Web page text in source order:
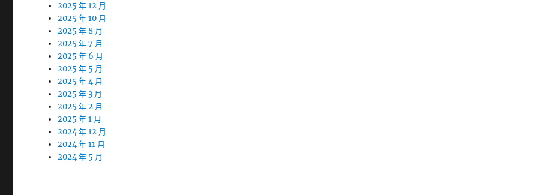
2025 年 12 月
2025 年 10 月
2025 年 8 月
2025 年 7 月
2025 年 6 月
2025 年 5 月
2025 年 4 月
2025 年 3 月
2025 年 2 月
2025 年 1 月
2024 年 12 月
2024 年 11 月
2024 年 5 月